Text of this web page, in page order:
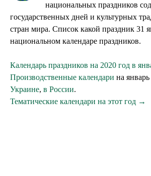
национальных праздников
государственных дней и культурных
стран мира. Список какой праздник 31
национальном календаре праздников.
Календарь праздников на 2020 год в
Производственные календари на
Украине, в России.
Тематические календари на этот год →